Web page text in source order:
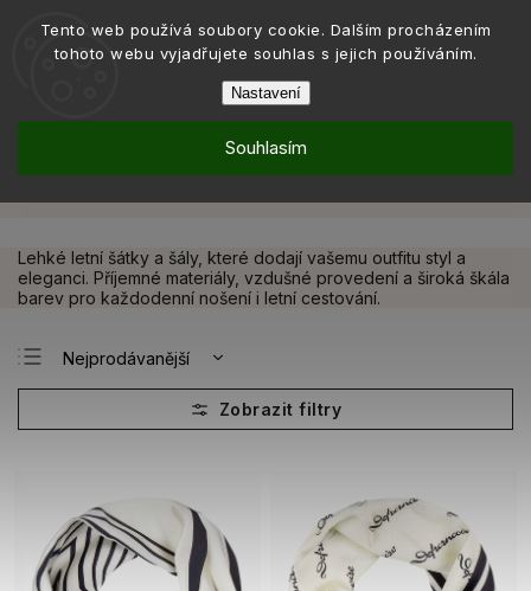
Tento web používá soubory cookie. Dalším procházením
tohoto webu vyjadřujete souhlas s jejich používáním.
Nastavení
Souhlasím
/
Lehké letní šátky a šály, které dodají vašemu outfitu styl a
eleganci. Příjemné materiály, vzdušné provedení a široká škála
barev pro každodenní nošení i letní cestování.
Nejprodávanější
Nejlevnější
Nejdražší